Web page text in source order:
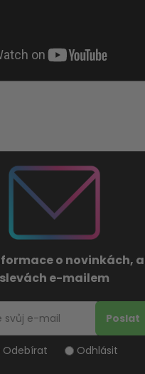
o novinkách,
slevách e-mailem
Odebírat Odhlásit